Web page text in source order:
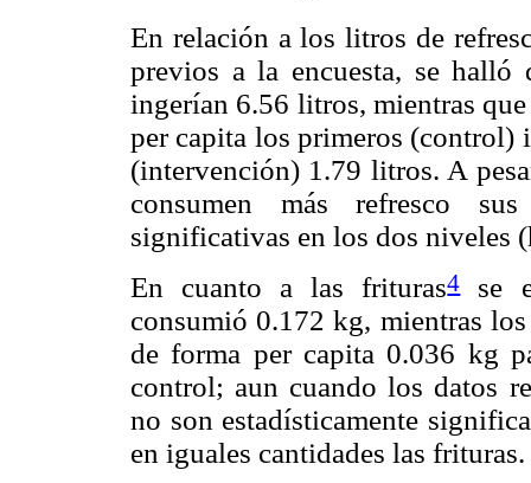
En relación a los litros de
previos a la encuesta, se
ingerían 6.56 litros, mientras
per capita los primeros (control)
(intervención) 1.79 litros. A
consumen más refresco
significativas en los dos niveles
En cuanto a las frituras4se
consumió 0.172 kg, mientras
de forma per capita 0.036 kg
control; aun cuando los datos
no son estadísticamente
en iguales cantidades las frituras.